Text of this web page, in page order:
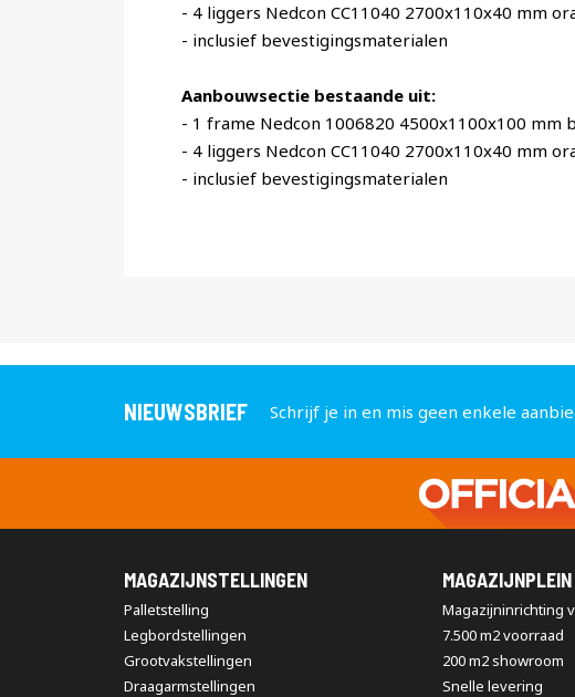
- 4 liggers Nedcon CC11040 2700x110x40 mm
- inclusief bevestigingsmaterialen
Aanbouwsectie bestaande uit:
- 1 frame Nedcon 1006820 4500x1100x100 mm
- 4 liggers Nedcon CC11040 2700x110x40 mm
- inclusief bevestigingsmaterialen
NIEUWSBRIEF Schrijf je in en mis geen enkele
MAGAZIJNSTELLINGEN
Palletstelling
Legbordstellingen
Grootvakstellingen
Draagarmstellingen
Magazijninrichting
7.500 m2 voorraad
200 m2 showroom
Snelle levering